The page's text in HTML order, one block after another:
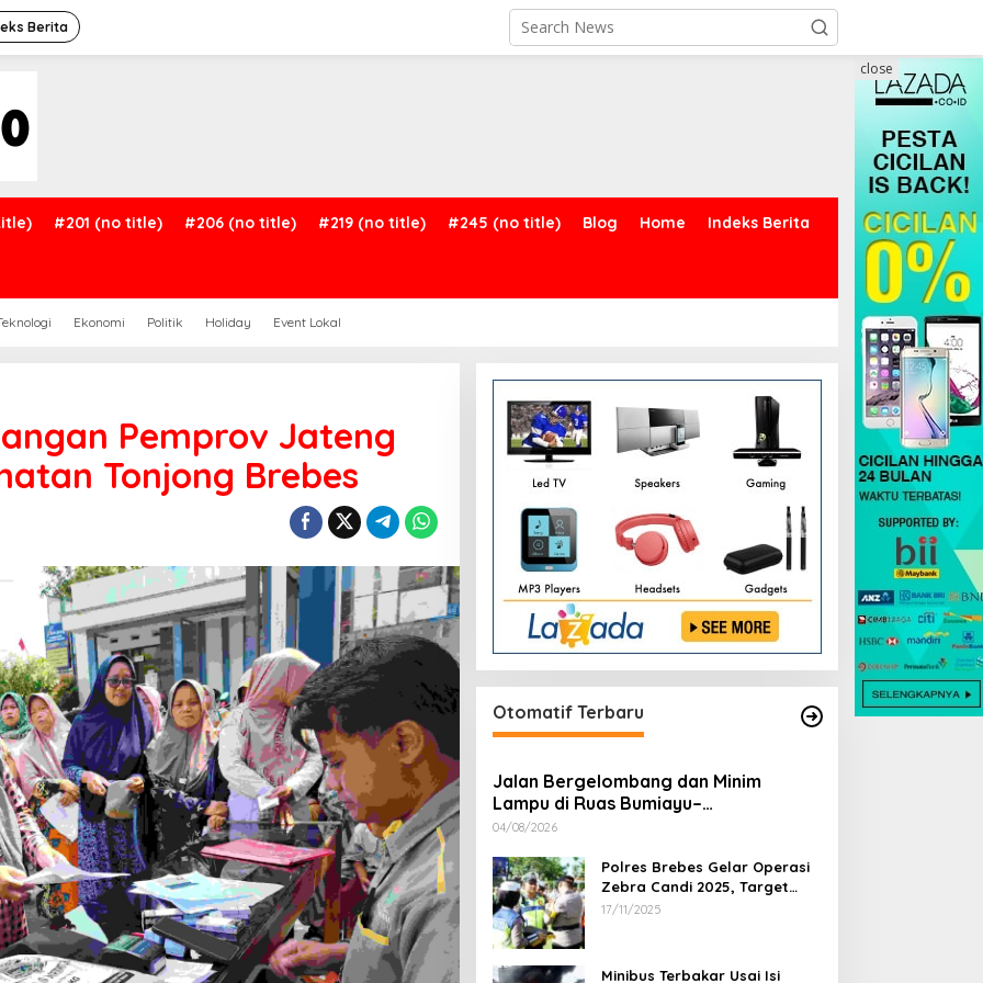
Berita
#201 (no title) #206 (no title) #219 (no title) #245 (no title) Blog Home Indeks Berita
Ekonomi Politik Holiday Event Lokal
close
Pemprov Jateng
Tonjong Brebes
Otomatif Terbaru
Jalan Bergelombang dan Minim
Lampu di Ruas Bumiayu–
Bantarkawung Telan Korban, Innova
04/08/2026
Polres Brebes Gelar Operasi
Zebra Candi 2025, Target
Turunkan Kecelakaan dan
17/11/2025
Minibus Terbakar Usai Isi